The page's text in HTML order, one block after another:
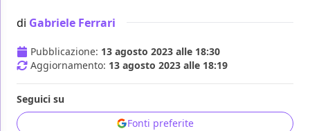
di Gabriele Ferrari
Pubblicazione: 13 agosto 2023 alle 18:30
Aggiornamento: 13 agosto 2023 alle 18:19
Seguici su
Fonti preferite